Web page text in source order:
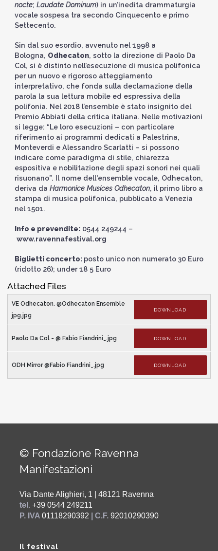
nocte; Laudate Dominum) in un’inedita drammaturgia
vocale sospesa tra secondo Cinquecento e primo
Settecento.
Sin dal suo esordio, avvenuto nel 1998 a
Bologna, Odhecaton, sotto la direzione di Paolo Da
Col, si è distinto nell’esecuzione di musica polifonica
per un nuovo e rigoroso atteggiamento
interpretativo, che fonda sulla declamazione della
parola la sua lettura mobile ed espressiva della
polifonia. Nel 2018 l’ensemble è stato insignito del
Premio Abbiati della critica italiana. Nelle motivazioni
si legge: “Le loro esecuzioni – con particolare
riferimento ai programmi dedicati a Palestrina,
Monteverdi e Alessandro Scarlatti – si possono
indicare come paradigma di stile, chiarezza
espositiva e nobilitazione degli spazi sonori nei quali
risuonano”. Il nome dell'ensemble vocale, Odhecaton,
deriva da Harmonice Musices Odhecaton, il primo libro a
stampa di musica polifonica, pubblicato a Venezia
nel 1501.
Info e prevendite: 0544 249244 –
www.ravennafestival.org
Biglietti concerto: posto unico non numerato 30 Euro
(ridotto 26); under 18 5 Euro
Attached Files
VE Odhecaton. @Odhecaton Ensemble
jpg.jpg
DOWNLOAD
Paolo Da Col - @ Fabio Fiandrini_.jpg DOWNLOAD
ODH Mirror @Fabio Fiandrini_.jpg DOWNLOAD
© Fondazione Ravenna
Manifestazioni
Via Dante Alighieri, 1 | 48121 Ravenna
tel. +39 0544 249211
P. IVA 01118290392 | C.F. 92010290390
Il festival